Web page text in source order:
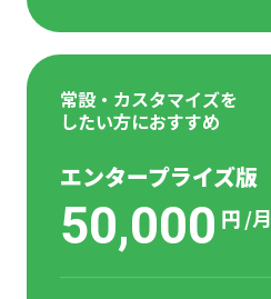
常設・カスタマイズを
したい方におすすめ
エンタープライズ版
50,000 円/月